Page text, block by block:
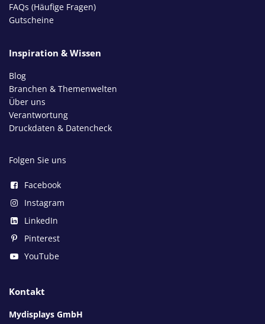
FAQs (Häufige Fragen)
Gutscheine
Inspiration & Wissen
Blog
Branchen & Themenwelten
Über uns
Verantwortung
Druckdaten & Datencheck
Folgen Sie uns
Facebook
Instagram
LinkedIn
Pinterest
YouTube
Kontakt
Mydisplays GmbH